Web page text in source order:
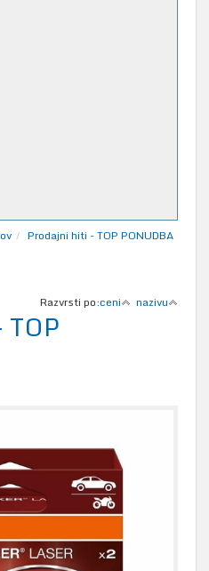
Prodajni hiti - TOP PONUDBA
Razvrsti po:ceni nazivu